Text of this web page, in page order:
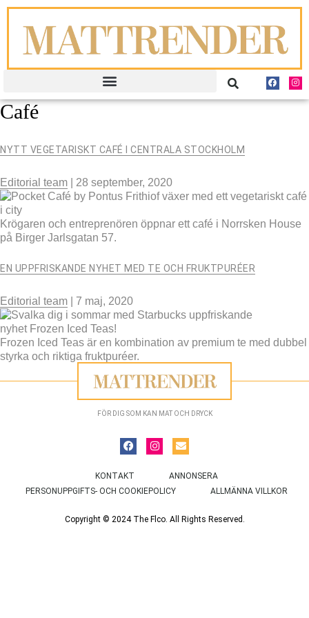
Café
NYTT VEGETARISKT CAFÉ I CENTRALA STOCKHOLM
Editorial team 28 september, 2020
Krögaren och entreprenören öppnar ett café i Norrsken House
på Birger Jarlsgatan 57.
EN UPPFRISKANDE NYHET MED TE OCH FRUKTPURÉER
Editorial team 7 maj, 2020
Frozen Iced Teas är en kombination av premium te med dubbel
styrka och riktiga fruktpuréer.
FÖR DIG SOM KAN MAT OCH DRYCK
KONTAKT
ANNONSERA
PERSONUPPGIFTS- OCH COOKIEPOLICY
ALLMÄNNA VILLKOR
Copyright © 2024 The Flco. All Rights Reserved.